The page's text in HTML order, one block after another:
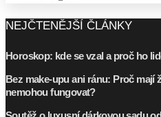
NEJČTENĚJŠÍ ČLÁNKY
Horoskop: kde se vzal a proč ho
Bez make-upu ani ránu: Proč mají
nemohou fungovat?